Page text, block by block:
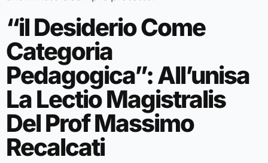
“il Desiderio Come
Categoria
Pedagogica”: All’unisa
La Lectio Magistralis
Del Prof Massimo
Recalcati